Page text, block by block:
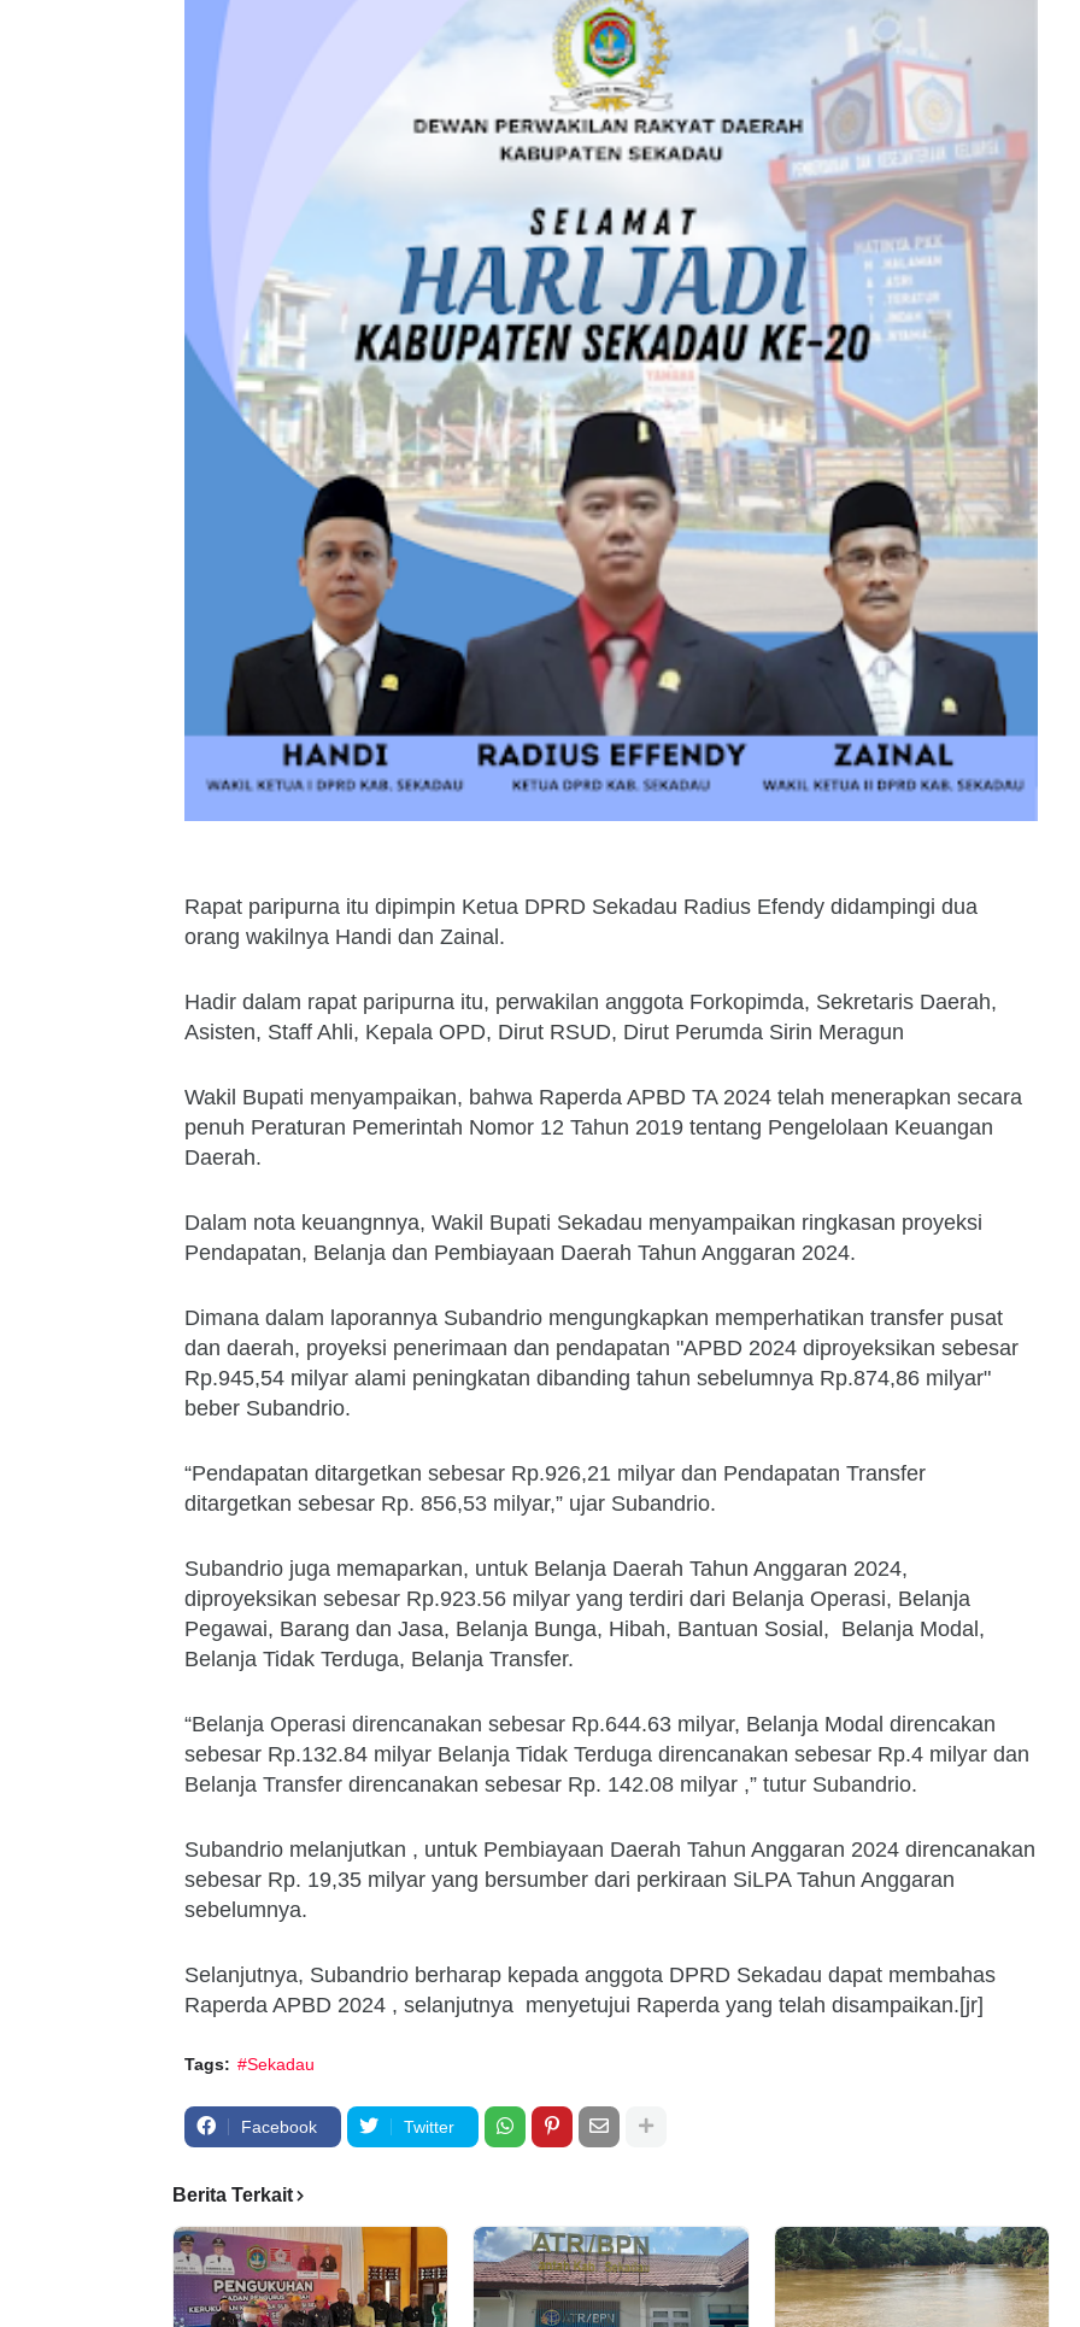
Rapat paripurna itu dipimpin Ketua DPRD Sekadau Radius Efendy didampingi dua
orang wakilnya Handi dan Zainal.
Hadir dalam rapat paripurna itu, perwakilan anggota Forkopimda, Sekretaris Daerah,
Asisten, Staff Ahli, Kepala OPD, Dirut RSUD, Dirut Perumda Sirin Meragun
Wakil Bupati menyampaikan, bahwa Raperda APBD TA 2024 telah menerapkan secara
penuh Peraturan Pemerintah Nomor 12 Tahun 2019 tentang Pengelolaan Keuangan
Daerah.
Dalam nota keuangnnya, Wakil Bupati Sekadau menyampaikan ringkasan proyeksi
Pendapatan, Belanja dan Pembiayaan Daerah Tahun Anggaran 2024.
Dimana dalam laporannya Subandrio mengungkapkan memperhatikan transfer pusat
dan daerah, proyeksi penerimaan dan pendapatan "APBD 2024 diproyeksikan sebesar
Rp.945,54 milyar alami peningkatan dibanding tahun sebelumnya Rp.874,86 milyar"
beber Subandrio.
“Pendapatan ditargetkan sebesar Rp.926,21 milyar dan Pendapatan Transfer
ditargetkan sebesar Rp. 856,53 milyar,” ujar Subandrio.
Subandrio juga memaparkan, untuk Belanja Daerah Tahun Anggaran 2024,
diproyeksikan sebesar Rp.923.56 milyar yang terdiri dari Belanja Operasi, Belanja
Pegawai, Barang dan Jasa, Belanja Bunga, Hibah, Bantuan Sosial, Belanja Modal,
Belanja Tidak Terduga, Belanja Transfer.
“Belanja Operasi direncanakan sebesar Rp.644.63 milyar, Belanja Modal direncakan
sebesar Rp.132.84 milyar Belanja Tidak Terduga direncanakan sebesar Rp.4 milyar dan
Belanja Transfer direncanakan sebesar Rp. 142.08 milyar ,” tutur Subandrio.
Subandrio melanjutkan , untuk Pembiayaan Daerah Tahun Anggaran 2024 direncanakan
sebesar Rp. 19,35 milyar yang bersumber dari perkiraan SiLPA Tahun Anggaran
sebelumnya.
Selanjutnya, Subandrio berharap kepada anggota DPRD Sekadau dapat membahas
Raperda APBD 2024 , selanjutnya menyetujui Raperda yang telah disampaikan.[jr]
Tags: #Sekadau
Facebook Twitter
Berita Terkait